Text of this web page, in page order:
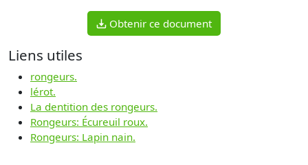
Obtenir ce document
Liens utiles
rongeurs.
lérot.
La dentition des rongeurs.
Rongeurs: Écureuil roux.
Rongeurs: Lapin nain.